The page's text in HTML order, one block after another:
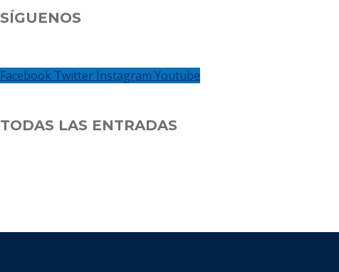
SÍGUENOS
Facebook Twitter Instagram Youtube
TODAS LAS ENTRADAS